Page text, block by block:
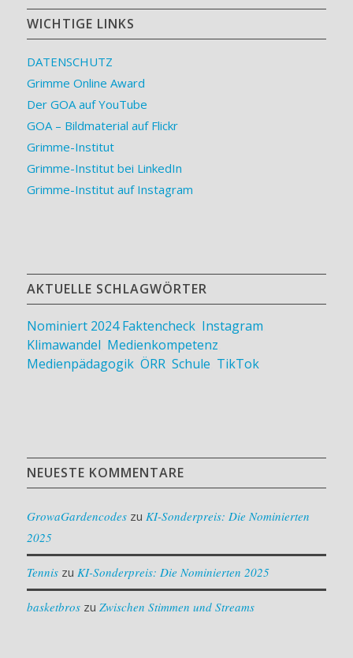
WICHTIGE LINKS
DATENSCHUTZ
Grimme Online Award
Der GOA auf YouTube
GOA – Bildmaterial auf Flickr
Grimme-Institut
Grimme-Institut bei LinkedIn
Grimme-Institut auf Instagram
AKTUELLE SCHLAGWÖRTER
Nominiert 2024 Faktencheck, Instagram
Klimawandel Medienkompetenz
Medienpädagogik, ÖRR, Schule TikTok
NEUESTE KOMMENTARE
GrowaGardencodeszu KI-Sonderpreis: Die Nominierten
2025
Tenniszu KI-Sonderpreis: Die Nominierten 2025
basketbroszu Zwischen Stimmen und Streams